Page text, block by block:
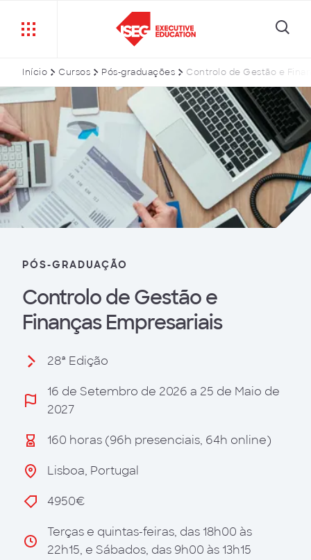
Início Cursos Pós-graduações Controlo de Gestão e
PÓS-GRADUAÇÃO
Controlo de Gestão e
Finanças Empresariais
28ª Edição
16 de Setembro de 2026 a 25 de Maio de
2027
160 horas (96h presenciais, 64h online)
Lisboa, Portugal
4950€
Terças e quintas-feiras, das 18h00 às
22h15, e Sábados, das 9h00 às 13h15